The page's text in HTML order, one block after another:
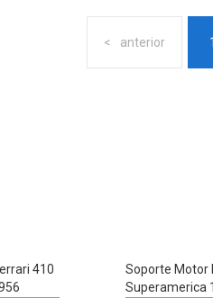
anterior 1
410
Soporte Motor
Superamerica